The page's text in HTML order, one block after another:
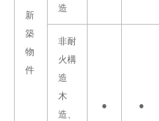
新
築
物
件
造
非耐
火構
造
木
造、
● ●